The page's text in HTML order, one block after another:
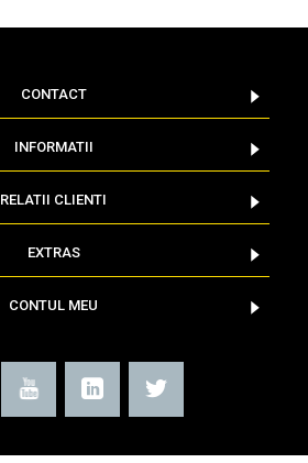
CONTACT
INFORMATII
RELATII CLIENTI
EXTRAS
CONTUL MEU